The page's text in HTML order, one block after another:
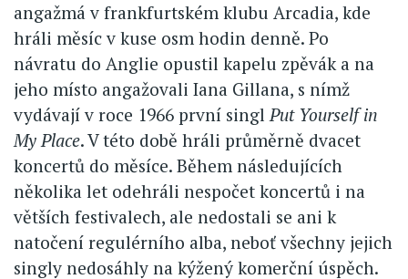
angažmá v frankfurtském klubu Arcadia, kde
hráli měsíc v kuse osm hodin denně. Po
návratu do Anglie opustil kapelu zpěvák a na
jeho místo angažovali Iana Gillana, s nímž
vydávají v roce 1966 první singl Put Yourself in
My Place. V této době hráli průměrně dvacet
koncertů do měsíce. Během následujících
několika let odehráli nespočet koncertů i na
větších festivalech, ale nedostali se ani k
natočení regulérního alba, neboť všechny jejich
singly nedosáhly na kýžený komerční úspěch.